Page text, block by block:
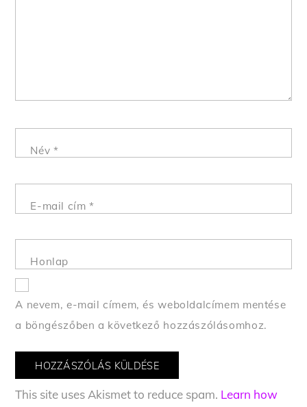
Név *
E-mail cím*
Honlap
A nevem, e-mail címem, és weboldalcímem mentése
a böngészőben a következő hozzászólásomhoz.
This site uses Akismet to reduce spam. Learn how